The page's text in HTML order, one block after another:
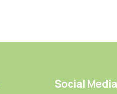
Social Media